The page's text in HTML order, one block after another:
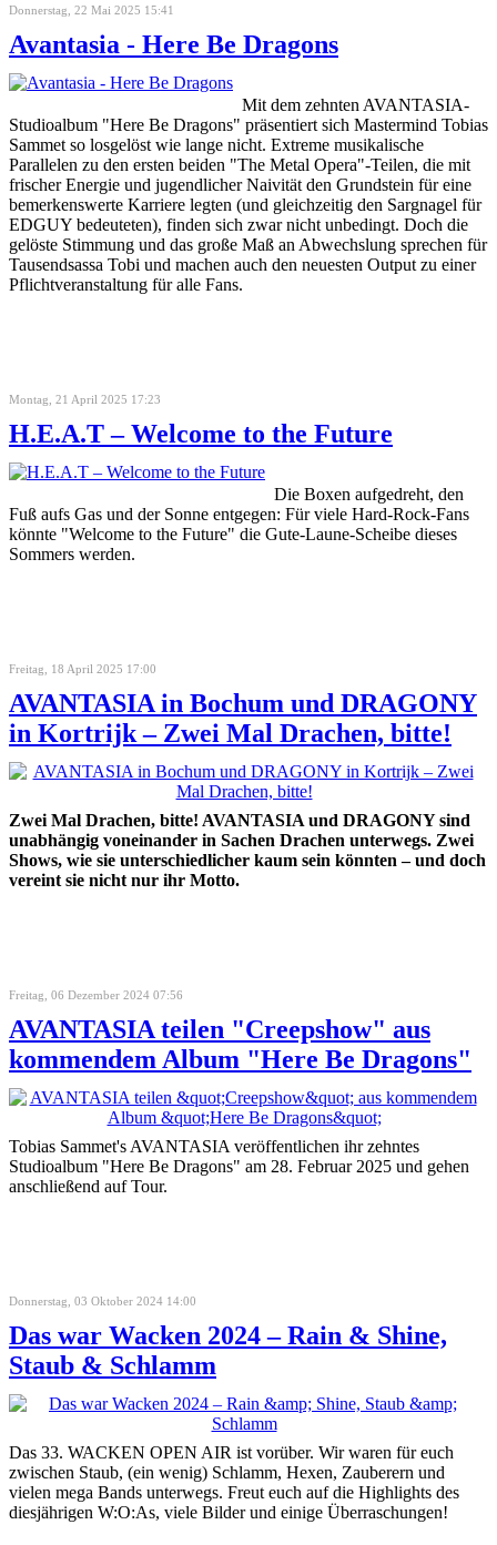
Donnerstag, 22 Mai 2025 15:41
Avantasia - Here Be Dragons
Mit dem zehnten AVANTASIA-
Studioalbum "Here Be Dragons" präsentiert sich Mastermind Tobias
Sammet so losgelöst wie lange nicht. Extreme musikalische
Parallelen zu den ersten beiden "The Metal Opera"-Teilen, die mit
frischer Energie und jugendlicher Naivität den Grundstein für eine
bemerkenswerte Karriere legten (und gleichzeitig den Sargnagel für
EDGUY bedeuteten), finden sich zwar nicht unbedingt. Doch die
gelöste Stimmung und das große Maß an Abwechslung sprechen für
Tausendsassa Tobi und machen auch den neuesten Output zu einer
Pflichtveranstaltung für alle Fans.
Montag, 21 April 2025 17:23
H.E.A.T – Welcome to the Future
Die Boxen aufgedreht, den
Fuß aufs Gas und der Sonne entgegen: Für viele Hard-Rock-Fans
könnte "Welcome to the Future" die Gute-Laune-Scheibe dieses
Sommers werden.
Freitag, 18 April 2025 17:00
AVANTASIA in Bochum und DRAGONY
in Kortrijk – Zwei Mal Drachen, bitte!
Zwei Mal Drachen, bitte! AVANTASIA und DRAGONY sind
unabhängig voneinander in Sachen Drachen unterwegs. Zwei
Shows, wie sie unterschiedlicher kaum sein könnten – und doch
vereint sie nicht nur ihr Motto.
Freitag, 06 Dezember 2024 07:56
AVANTASIA teilen "Creepshow" aus
kommendem Album "Here Be Dragons"
Tobias Sammet's AVANTASIA veröffentlichen ihr zehntes
Studioalbum "Here Be Dragons" am 28. Februar 2025 und gehen
anschließend auf Tour.
Donnerstag, 03 Oktober 2024 14:00
Das war Wacken 2024 – Rain & Shine,
Staub & Schlamm
Das 33. WACKEN OPEN AIR ist vorüber. Wir waren für euch
zwischen Staub, (ein wenig) Schlamm, Hexen, Zauberern und
vielen mega Bands unterwegs. Freut euch auf die Highlights des
diesjährigen W:O:As, viele Bilder und einige Überraschungen!